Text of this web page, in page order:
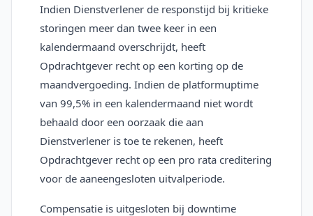
Indien Dienstverlener de responstijd bij kritieke
storingen meer dan twee keer in een
kalendermaand overschrijdt, heeft
Opdrachtgever recht op een korting op de
maandvergoeding. Indien de platformuptime
van 99,5% in een kalendermaand niet wordt
behaald door een oorzaak die aan
Dienstverlener is toe te rekenen, heeft
Opdrachtgever recht op een pro rata creditering
voor de aaneengesloten uitvalperiode.
Compensatie is uitgesloten bij downtime